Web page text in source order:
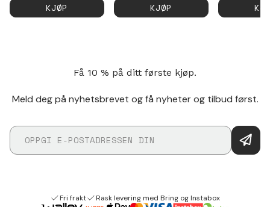
KJØP
KJØP
Få 10 % på ditt første kjøp.
Meld deg på nyhetsbrevet og få nyheter og tilbud først.
Fri frakt Rask levering med Bring og Instabox